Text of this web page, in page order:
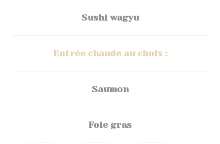
Sushi wagyu
Entrée chaude au choix :
Saumon
Foie gras